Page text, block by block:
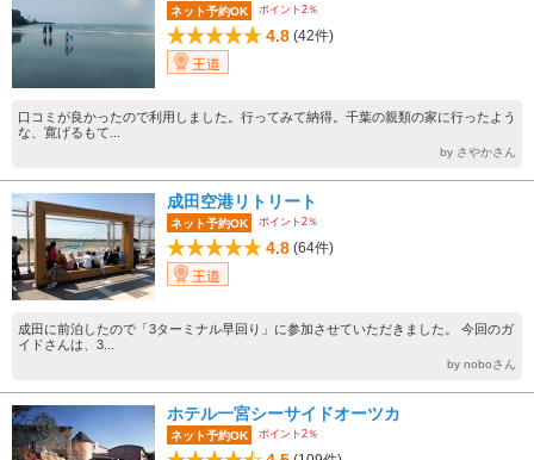
ネット予約OK ポイント2％
4.8 (42件)
王道
口コミが良かったので利用しました。行ってみて納得。千葉の親類の家に行ったよう
な、寛げるもて...
by さやかさん
成田空港リトリート
ネット予約OK ポイント2％
4.8 (64件)
王道
成田に前泊したので「3ターミナル早回り」に参加させていただきました。 今回のガ
イドさんは、3...
by noboさん
ホテル一宮シーサイドオーツカ
ネット予約OK ポイント2％